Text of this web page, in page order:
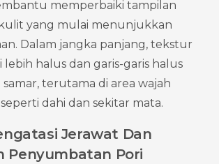
memperbaiki tampilan
yang mulai menunjukkan
Dalam jangka panjang, tekstur
lebih halus dan garis-garis halus
terutama di area wajah
dahi dan sekitar mata.
Jerawat Dan
Penyumbatan Pori